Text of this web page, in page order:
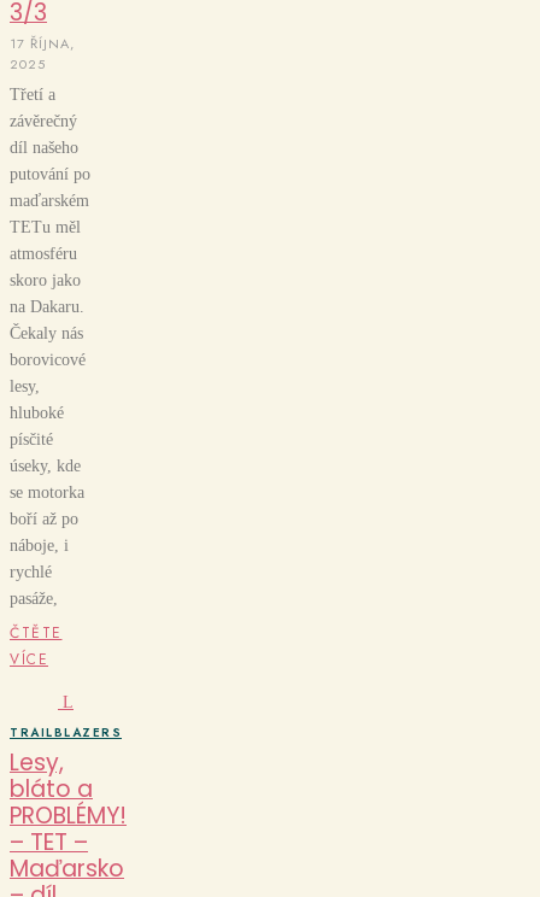
3/3
17 ŘÍJNA,
2025
Třetí a
závěrečný
díl našeho
putování po
maďarském
TETu měl
atmosféru
skoro jako
na Dakaru.
Čekaly nás
borovicové
lesy,
hluboké
písčité
úseky, kde
se motorka
boří až po
náboje, i
rychlé
pasáže,
ČTĚTE
VÍCE
L
TRAILBLAZERS
Lesy,
bláto a
PROBLÉMY!
– TET –
Maďarsko